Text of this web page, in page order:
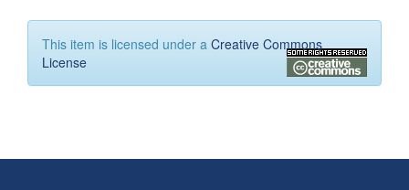
This item is licensed under a Creative Commons
License